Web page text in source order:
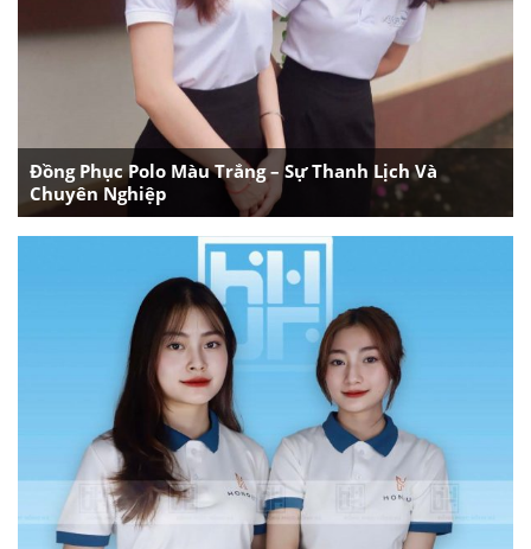
Đồng Phục Polo Màu Trắng – Sự Thanh Lịch Và
Chuyên Nghiệp